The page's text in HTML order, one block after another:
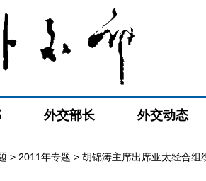
外交部长 外交动态
> 2011年专题 > 胡锦涛主席出席亚太经合组